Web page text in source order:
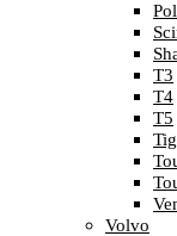
T3
T4
T5
Volvo